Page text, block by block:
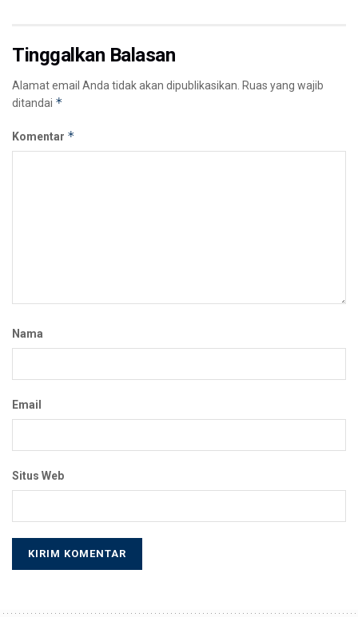
Tinggalkan Balasan
Alamat email Anda tidak akan dipublikasikan. Ruas yang wajib
ditandai *
Komentar *
Nama
Email
Situs Web